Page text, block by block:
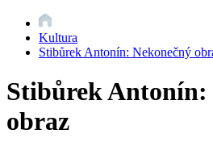
Kultura
Stibůrek Antonín: Nekonečný
Stibůrek Antonín:
obraz